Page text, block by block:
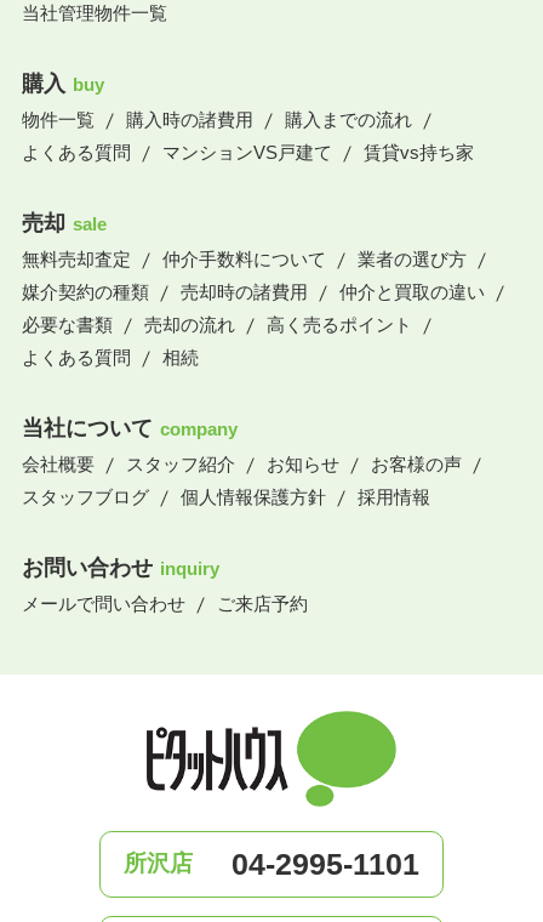
当社管理物件一覧
購入 buy
物件一覧
購入時の諸費用
購入までの流れ
よくある質問
マンションVS戸建て 賃貸vs持ち家
売却 sale
無料売却査定
仲介手数料について
業者の選び方
媒介契約の種類
売却時の諸費用
仲介と買取の違い
必要な書類
売却の流れ
高く売るポイント
よくある質問
相続
当社について company
会社概要
スタッフ紹介 お知らせ
お客様の声
スタッフブログ
個人情報保護方針 採用情報
お問い合わせ inquiry
メールで問い合わせ
ご来店予約
所沢店 04-2995-1101